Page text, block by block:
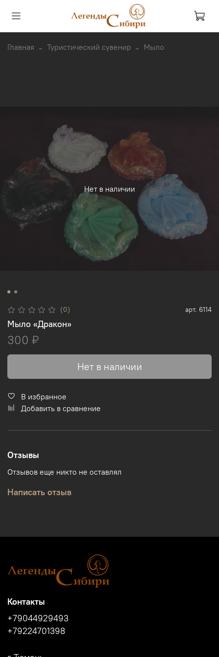
Главная Туристический сувенир Мыло
Нет в наличии
(0) арт. 6114
Мыло «Дракон»
300 ₽
Нет в наличии
В избранное
Добавить в сравнение
Отзывы
Отзывов еще никто не оставлял
Написать отзыв
Контакты
+79044929493
+79224701398